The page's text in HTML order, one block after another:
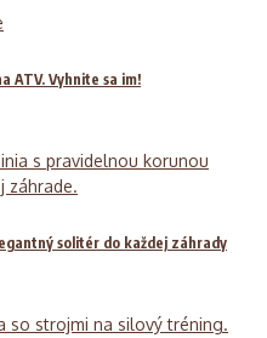
ATV. Vyhnite sa im!
solitér do každej záhrady